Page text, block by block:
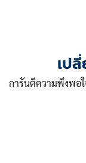
เป
การันตีความพึงพอใ